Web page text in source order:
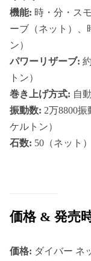
機能: 時・分・ス
ーブ（ネット）、
ン）
パワーリザーブ:
トン）
巻き上げ方式: 自
振動数: 2万8800
ケルトン）
石数: 50（ネット
価格 & 発売
価格: ダイバー ネ